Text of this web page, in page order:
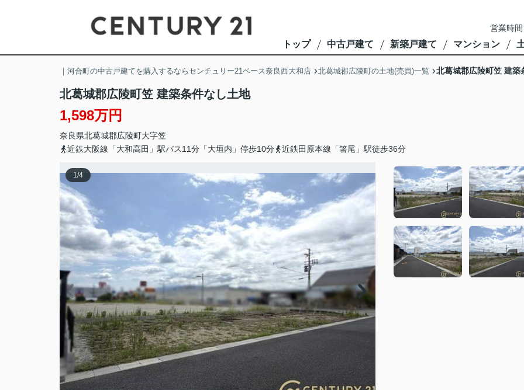
営業時
トップ 中古戸建て 新築戸建て マンション
｜河合町の中古戸建てを購入するならセンチュリー21ベース奈良西大和店 北葛城郡広陵町の土地(売買)一覧 北葛城郡広陵町笠 建築
北葛城郡広陵町笠 建築条件なし土地
1,598万円
奈良県北葛城郡広陵町大字笠
近鉄大阪線「大和高田」駅バス11分「大垣内」停歩10分
近鉄田原本線「箸尾」駅徒歩36分
1/4